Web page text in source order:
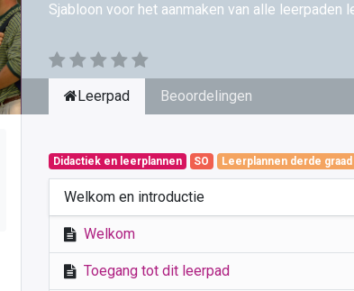
Sjabloon voor het aanmaken van alle leerpaden
Leerpad Beoordelingen
Didactiek en leerplannen SO Leerplannen derde graad
Welkom en introductie
Welkom
Toegang tot dit leerpad